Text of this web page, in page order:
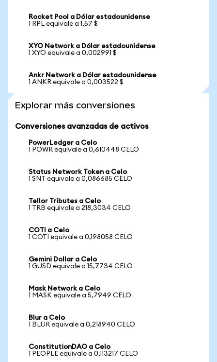
Rocket Pool a Dólar estadounidense
1 RPL equivale a 1,57 $
XYO Network a Dólar estadounidense
1 XYO equivale a 0,002991 $
Ankr Network a Dólar estadounidense
1 ANKR equivale a 0,003522 $
Explorar más conversiones
Conversiones avanzadas de activos
PowerLedger a Celo
1 POWR equivale a 0,610448 CELO
Status Network Token a Celo
1 SNT equivale a 0,086685 CELO
Tellor Tributes a Celo
1 TRB equivale a 218,3034 CELO
COTI a Celo
1 COTI equivale a 0,198058 CELO
Gemini Dollar a Celo
1 GUSD equivale a 15,7734 CELO
Mask Network a Celo
1 MASK equivale a 5,7949 CELO
Blur a Celo
1 BLUR equivale a 0,218940 CELO
ConstitutionDAO a Celo
1 PEOPLE equivale a 0,113217 CELO